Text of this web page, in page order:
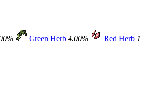
Green Herb 4.00% Red Herb